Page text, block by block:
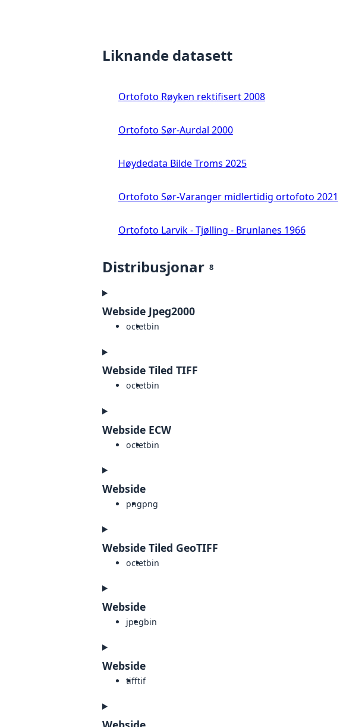
Liknande datasett
Ortofoto Røyken rektifisert 2008
Ortofoto Sør-Aurdal 2000
Høydedata Bilde Troms 2025
Ortofoto Sør-Varanger midlertidig ortofoto 2021
Ortofoto Larvik - Tjølling - Brunlanes 1966
Distribusjonar 8
Webside Jpeg2000
octetbin
Webside Tiled TIFF
octetbin
Webside ECW
octetbin
Webside
pngpng
Webside Tiled GeoTIFF
octetbin
Webside
jpegbin
Webside
tifftif